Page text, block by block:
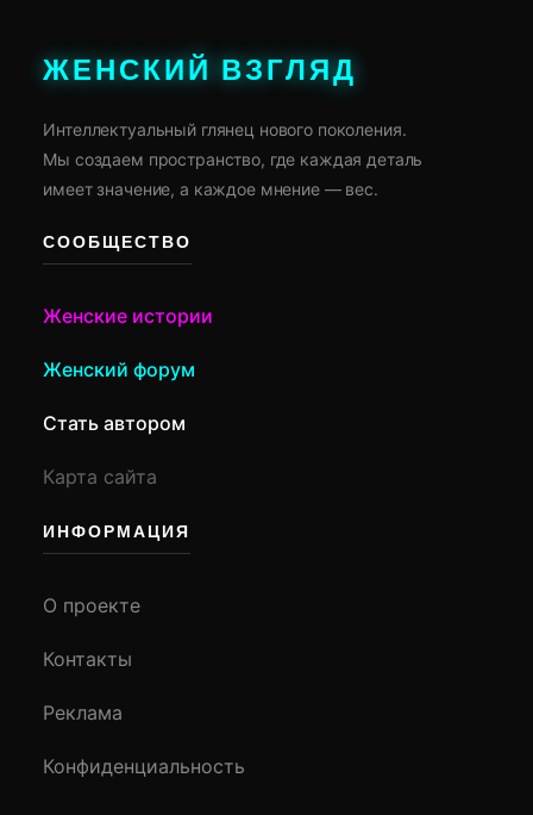
ЖЕНСКИЙ ВЗГЛЯД
Интеллектуальный глянец нового поколения.
Мы создаем пространство, где каждая деталь
имеет значение, а каждое мнение — вес.
СООБЩЕСТВО
Женские истории
Женский форум
Стать автором
Карта сайта
ИНФОРМАЦИЯ
О проекте
Контакты
Реклама
Конфиденциальность